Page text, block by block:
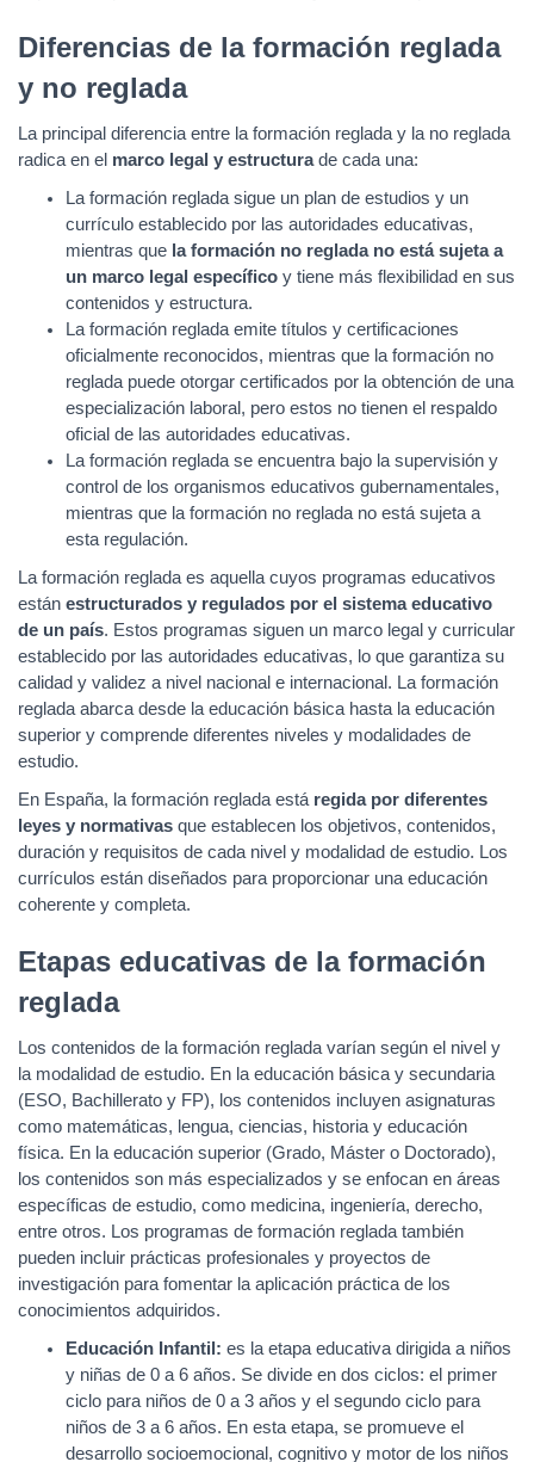
Diferencias de la formación reglada
y no reglada
La principal diferencia entre la formación reglada y la no reglada
radica en el marco legal y estructurade cada una:
La formación reglada sigue un plan de estudios y un
currículo establecido por las autoridades educativas,
mientras que la formación no reglada no está sujeta a
un marco legal específico y tiene más flexibilidad en sus
contenidos y estructura.
La formación reglada emite títulos y certificaciones
oficialmente reconocidos, mientras que la formación no
reglada puede otorgar certificados por la obtención de una
especialización laboral, pero estos no tienen el respaldo
oficial de las autoridades educativas.
La formación reglada se encuentra bajo la supervisión y
control de los organismos educativos gubernamentales,
mientras que la formación no reglada no está sujeta a
esta regulación.
La formación reglada es aquella cuyos programas educativos
están estructurados y regulados por el sistema educativo
de un país. Estos programas siguen un marco legal y curricular
establecido por las autoridades educativas, lo que garantiza su
calidad y validez a nivel nacional e internacional. La formación
reglada abarca desde la educación básica hasta la educación
superior y comprende diferentes niveles y modalidades de
estudio.
En España, la formación reglada está regida por diferentes
leyes y normativas que establecen los objetivos, contenidos,
duración y requisitos de cada nivel y modalidad de estudio. Los
currículos están diseñados para proporcionar una educación
coherente y completa.
Etapas educativas de la formación
reglada
Los contenidos de la formación reglada varían según el nivel y
la modalidad de estudio. En la educación básica y secundaria
(ESO, Bachillerato y FP), los contenidos incluyen asignaturas
como matemáticas, lengua, ciencias, historia y educación
física. En la educación superior (Grado, Máster o Doctorado),
los contenidos son más especializados y se enfocan en áreas
específicas de estudio, como medicina, ingeniería, derecho,
entre otros. Los programas de formación reglada también
pueden incluir prácticas profesionales y proyectos de
investigación para fomentar la aplicación práctica de los
conocimientos adquiridos.
Educación Infantil: es la etapa educativa dirigida a niños
y niñas de 0 a 6 años. Se divide en dos ciclos: el primer
ciclo para niños de 0 a 3 años y el segundo ciclo para
niños de 3 a 6 años. En esta etapa, se promueve el
desarrollo socioemocional, cognitivo y motor de los niños